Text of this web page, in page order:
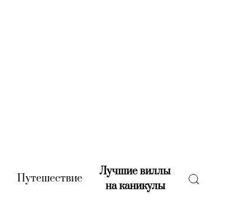
(current)
Путешествие(current)
Лучшие виллы
на каникулы(current)